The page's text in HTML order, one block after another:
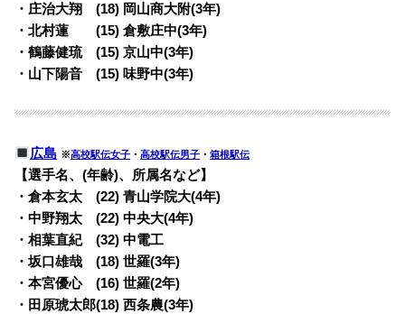
・庄治大翔 (18) 岡山商大附(3年)
・北村蓮 (15) 倉敷庄中(3年)
・鶴藤健琉 (15) 京山中(3年)
・山下陽音 (15) 味野中(3年)
広島 ※高校駅伝女子 ・高校駅伝男子 ・箱根駅伝
【選手名、(年齢)、所属名など】
・倉本玄太 (22) 青山学院大(4年)
・中野翔太 (22) 中央大(4年)
・相葉直紀 (32) 中電工
・坂口雄哉 (18) 世羅(3年)
・本宮優心 (16) 世羅(2年)
・田原琥太郎(18) 西条農(3年)